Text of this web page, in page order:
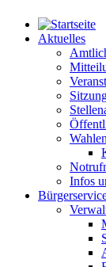
Aktuelles
Wahlen
Infos